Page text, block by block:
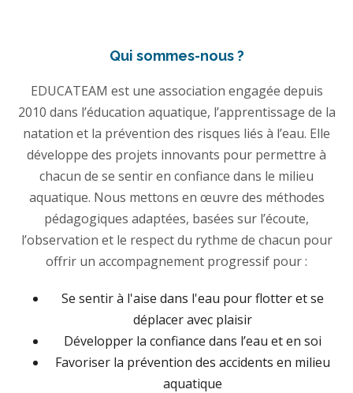
Qui sommes-nous ?
EDUCATEAM est une association engagée depuis
2010 dans l’éducation aquatique, l’apprentissage de la
natation et la prévention des risques liés à l’eau. Elle
développe des projets innovants pour permettre à
chacun de se sentir en confiance dans le milieu
aquatique. Nous mettons en œuvre des méthodes
pédagogiques adaptées, basées sur l’écoute,
l’observation et le respect du rythme de chacun pour
offrir un accompagnement progressif pour :
Se sentir à l'aise dans l'eau pour flotter et se
déplacer avec plaisir
Développer la confiance dans l’eau et en soi
Favoriser la prévention des accidents en milieu
aquatique